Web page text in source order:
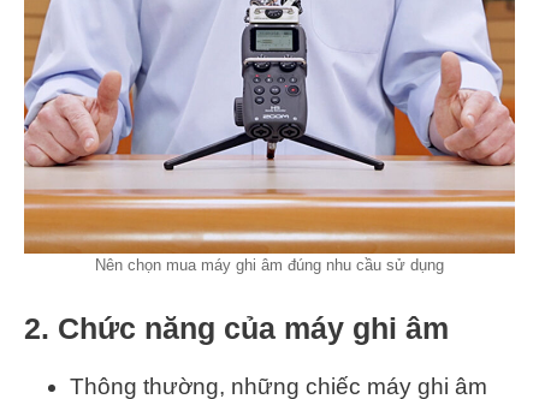
Nên chọn mua máy ghi âm đúng nhu cầu sử dụng
2. Chức năng của máy ghi âm
Thông thường, những chiếc máy ghi âm